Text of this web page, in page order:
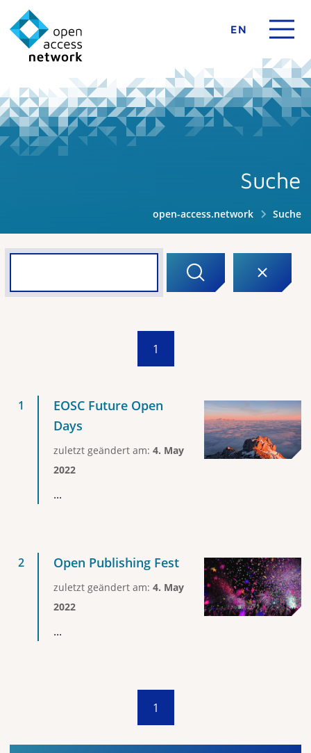
EN
Suche
open-access.network Suche
1
EOSC Future Open
Days
zuletzt geändert am: 4. May
2022
...
Open Publishing Fest
zuletzt geändert am: 4. May
2022
...
1